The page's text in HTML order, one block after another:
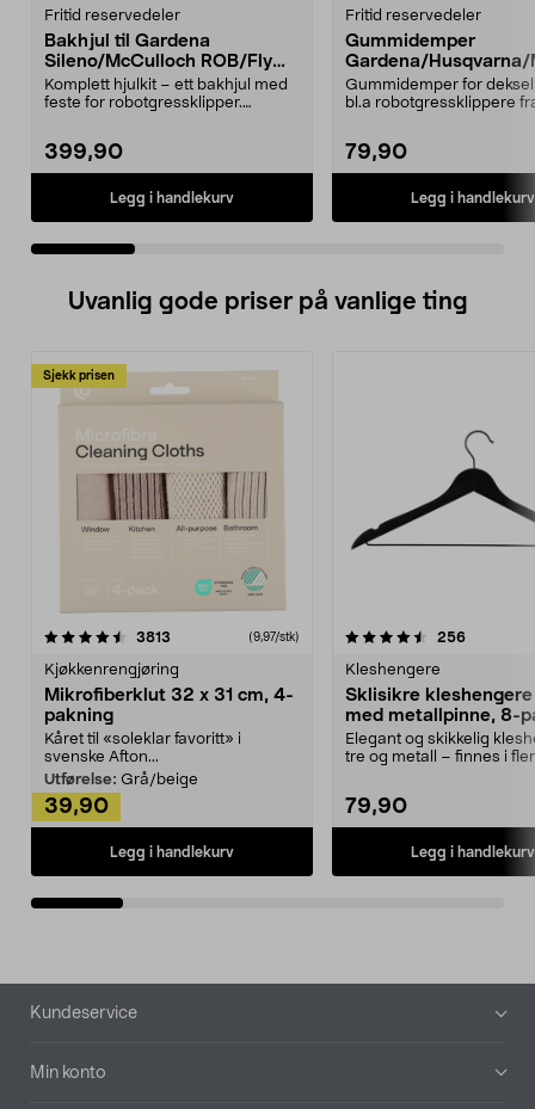
Fritid reservedeler
Bakhjul til Gardena
Sileno/McCulloch ROB/Flymo
Easilife
Komplett hjulkit – ett bakhjul med
feste for robotgressklipper.
399,90
Legg i handlekurv
Fritid reservedeler
Gummidemper
Gardena/Husqvarna/
ch/Flymo
Gummidemper for
bl.a robotgressklippere
79,90
Legg i handlekurv
Uvanlig gode priser på vanlige ting
Sjekk prisen
3813 anmeldelser(9,97/stk)
Kjøkkenrengjøring
Mikrofiberklut 32 x 31 cm, 4-
pakning
Kåret til «soleklar favoritt» i
svenske Afton...
Utførelse: Grå/beige
39,90
Legg i handlekurv
4.5av 5 stjerner 256
Kleshengere
Sklisikre
med metallpinne, 8-
Elegant og skikkelig
tre og metall – finnes i
79,90
Legg i handlekurv
4.5av 5 stjerner
Bunntekst
Kundeservice
Min konto